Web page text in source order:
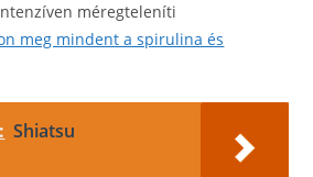
méregteleníti
meg mindent a spirulina és
Shiatsu